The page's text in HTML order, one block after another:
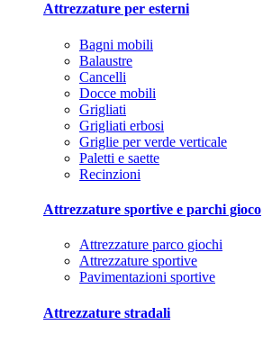
Attrezzature per esterni
Bagni mobili
Balaustre
Cancelli
Docce mobili
Grigliati
Grigliati erbosi
Griglie per verde verticale
Paletti e saette
Recinzioni
Attrezzature sportive e parchi gioco
Attrezzature parco giochi
Attrezzature sportive
Pavimentazioni sportive
Attrezzature stradali